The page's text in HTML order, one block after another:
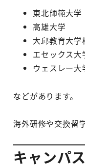
東北師範大学
高雄大学
大邱教育大学
エセックス大
ウェスレー大
などがあります。
海外研修や交換留
キャンパ